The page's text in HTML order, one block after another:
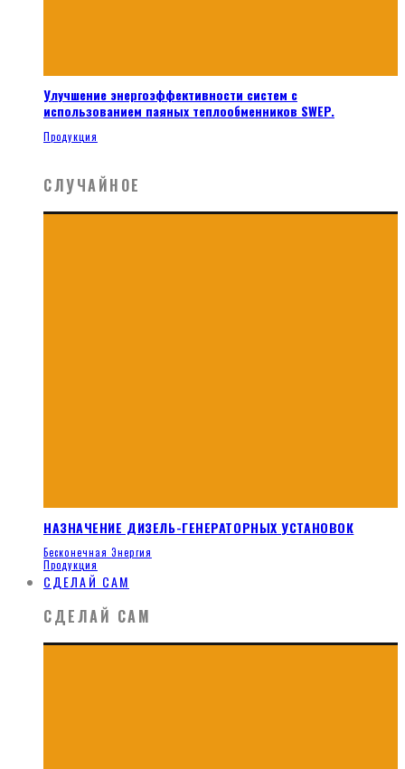
Улучшение энергоэффективности систем с
использованием паяных теплообменников SWEP.
Продукция
СЛУЧАЙНОЕ
НАЗНАЧЕНИЕ ДИЗЕЛЬ-ГЕНЕРАТОРНЫХ УСТАНОВОК
Бесконечная Энергия
Продукция
СДЕЛАЙ САМ
СДЕЛАЙ САМ